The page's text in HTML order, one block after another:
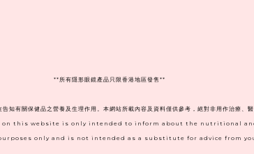
** 所有隱形眼鏡產品只限香港地區發售**
知有關保健品之營養及生理作用。本網站所載內容及資料僅供參考，絕對非用作治療、
this website is only intended to inform about the nutritional
only and is not intended as a substitute for advice from